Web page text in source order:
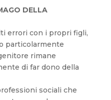
DELLA
errori con i propri figli,
particolarmente
rimane
di far dono della
sociali che